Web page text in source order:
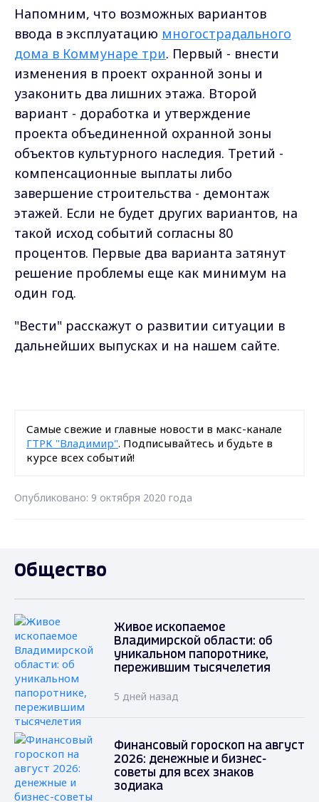
Напомним, что возможных вариантов
ввода в эксплуатацию многострадального
дома в Коммунаре три. Первый - внести
изменения в проект охранной зоны и
узаконить два лишних этажа. Второй
вариант - доработка и утверждение
проекта объединенной охранной зоны
объектов культурного наследия. Третий -
компенсационные выплаты либо
завершение строительства - демонтаж
этажей. Если не будет других вариантов, на
такой исход событий согласны 80
процентов. Первые два варианта затянут
решение проблемы еще как минимум на
один год.
"Вести" расскажут о развитии ситуации в
дальнейших выпусках и на нашем сайте.
Самые свежие и главные новости в макс-канале
ГТРК "Владимир". Подписывайтесь и будьте в
курсе всех событий!
Опубликовано: 9 октября 2020 года
Общество
Живое ископаемое
Владимирской области: об
уникальном папоротнике,
пережившим тысячелетия
5 дней назад
Финансовый гороскоп на август
2026: денежные и бизнес-
советы для всех знаков
зодиака